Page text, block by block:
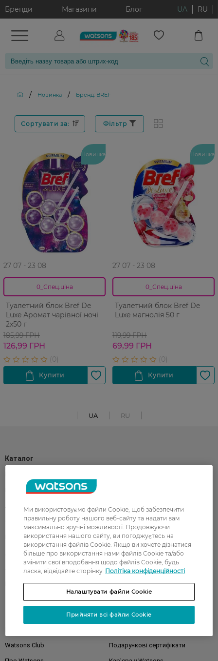
Бренди Магазини Блог UA RU
/ Новинка / Бренд: BREF
Сортувати за: Фільтр
Новинка
27 07 - 23 08
0_Спец.ціна
Туалетний блок Bref De
Luxe Аромат чарівної ночі
2x50 г
185,99 ГРН
126,99 ГРН
Новинка
27 07 - 23 08
0_Спец.ціна
Туалетний блок Bref De
Luxe магнолія 50 г
119,99 ГРН
69,99 ГРН
UA RU
Каталог
Акції Макіяж
Обличчя Тіло
Подарунки Діти
Волосся
Аксесуари Дерматокосметика
Бренди
Watsons Club Подарункові сертифікати
Ми використовуємо файли Cookie, щоб забезпечити
правильну роботу нашого веб-сайту та надати вам
максимально зручні можливості. Продовжуючи
використання нашого сайту, ви погоджуєтесь на
використання файлів Cookie. Якщо ви хочете дізнатися
більше про використання нами файлів Cookie та/або
змінити свої вподобання щодо файлів Cookie, будь
ласка, відвідайте сторінку Політіка конфіденційності
Налаштувати файли Cookie
Прийняти всі файли Cookie